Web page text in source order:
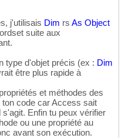
j'utilisais Dim rs As Object
suite aux
type d'objet précis (ex : Dim
être plus rapide à
et méthodes des
code car Access sait
Enfin tu peux vérifier
ou une propriété au
avant son exécution.